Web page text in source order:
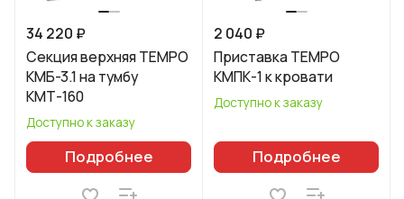
34 220 ₽
Секция верхняя TEMPO
КМБ-3.1 на тумбу
КМТ-160
Доступно к заказу
Подробнее
2 040 ₽
Приставка TEMPO
КМПК-1 к кровати
Доступно к заказу
Подробнее